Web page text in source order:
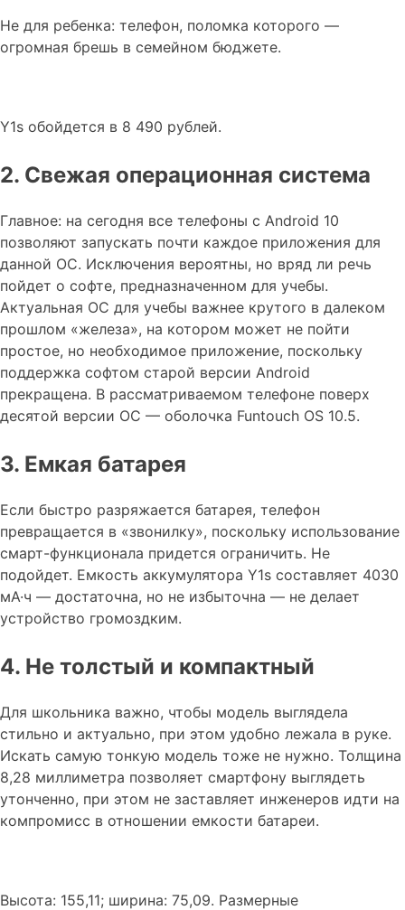
Не для ребенка: телефон, поломка которого —
огромная брешь в семейном бюджете.
Y1s обойдется в 8 490 рублей.
2. Свежая операционная система
Главное: на сегодня все телефоны с Android 10
позволяют запускать почти каждое приложения для
данной ОС. Исключения вероятны, но вряд ли речь
пойдет о софте, предназначенном для учебы.
Актуальная ОС для учебы важнее крутого в далеком
прошлом «железа», на котором может не пойти
простое, но необходимое приложение, поскольку
поддержка софтом старой версии Android
прекращена. В рассматриваемом телефоне поверх
десятой версии ОС — оболочка Funtouch OS 10.5.
3. Емкая батарея
Если быстро разряжается батарея, телефон
превращается в «звонилку», поскольку использование
смарт-функционала придется ограничить. Не
подойдет. Емкость аккумулятора Y1s составляет 4030
мА·ч — достаточна, но не избыточна — не делает
устройство громоздким.
4. Не толстый и компактный
Для школьника важно, чтобы модель выглядела
стильно и актуально, при этом удобно лежала в руке.
Искать самую тонкую модель тоже не нужно. Толщина
8,28 миллиметра позволяет смартфону выглядеть
утонченно, при этом не заставляет инженеров идти на
компромисс в отношении емкости батареи.
Высота: 155,11; ширина: 75,09. Размерные